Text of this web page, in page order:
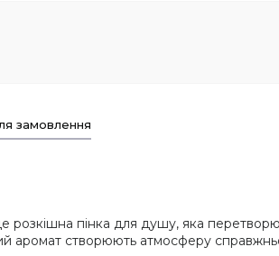
замовлення
розкішна пінка для душу, яка
аромат створюють атмосферу